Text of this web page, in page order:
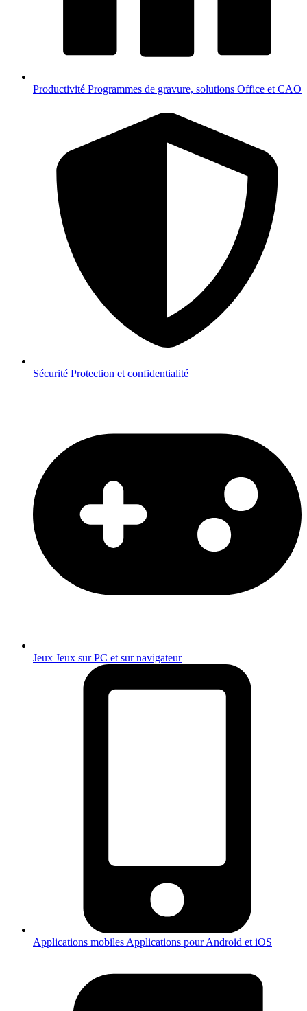
Productivité Programmes de gravure, solutions Office et CAO
Sécurité Protection et confidentialité
Jeux Jeux sur PC et sur navigateur
Applications mobiles Applications pour Android et iOS